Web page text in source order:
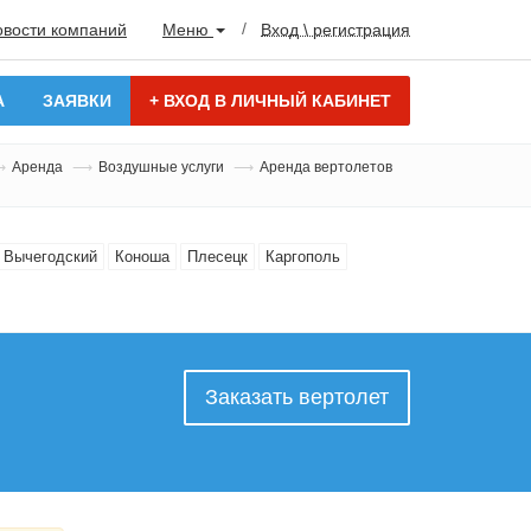
компаний Меню Вход \ регистрация
ЗАЯВКИ + ВХОД В ЛИЧНЫЙ КАБИНЕТ
Аренда Воздушные услуги Аренда вертолетов
Вычегодский Коноша Плесецк Каргополь
Заказать вертолет